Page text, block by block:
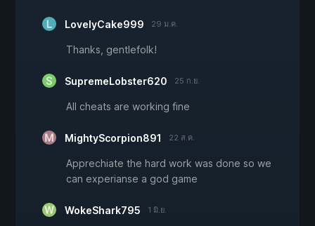
LovelyCake999 29 ม.ค.
Thanks, gentlefolk!
SupremeLobster620 25 ก.ย.
All cheats are working fine
MightyScorpion891 22 ส.ค.
Apprechiate the hard work was done so we
can experianse a god game
WokeShark795 1 มิ.ย.